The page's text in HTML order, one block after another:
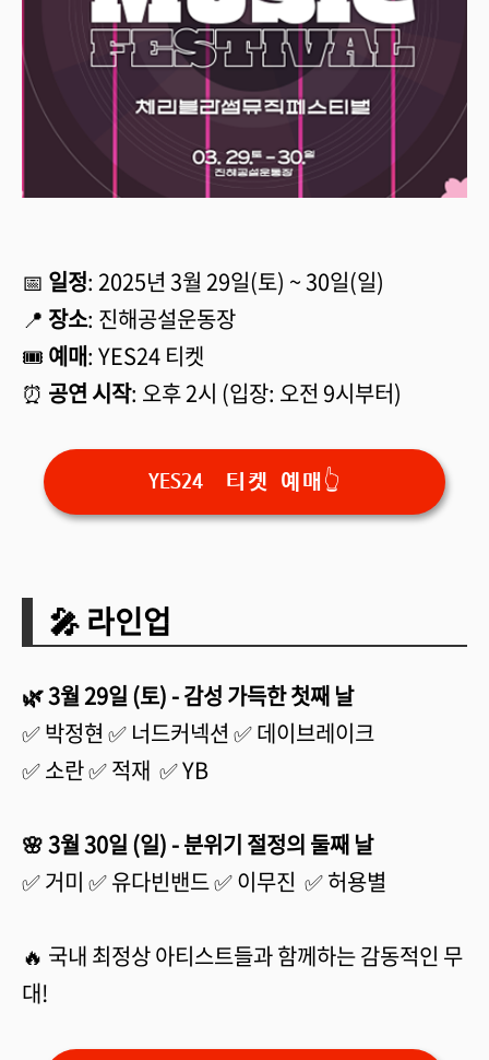
📅 일정: 2025년 3월 29일(토) ~ 30일(일)
📍 장소: 진해공설운동장
🎟️ 예매: YES24 티켓
⏰ 공연 시작: 오후 2시 (입장: 오전 9시부터)
YES24 티켓 예매👆
🎤 라인업
🌿 3월 29일 (토) - 감성 가득한 첫째 날
✅ 박정현 ✅ 너드커넥션 ✅ 데이브레이크
✅ 소란 ✅ 적재 ✅ YB
🌸 3월 30일 (일) - 분위기 절정의 둘째 날
✅ 거미 ✅ 유다빈밴드 ✅ 이무진 ✅ 허용별
🔥 국내 최정상 아티스트들과 함께하는 감동적인 무
대!